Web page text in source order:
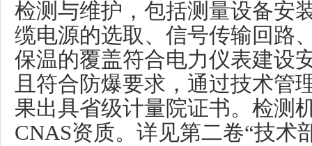
检测与维护，包括测量设备安
缆电源的选取、信号传输回路
保温的覆盖符合电力仪表建设
且符合防爆要求，通过技术管
果出具省级计量院证书。检测
CNAS资质。详见第二卷“技术